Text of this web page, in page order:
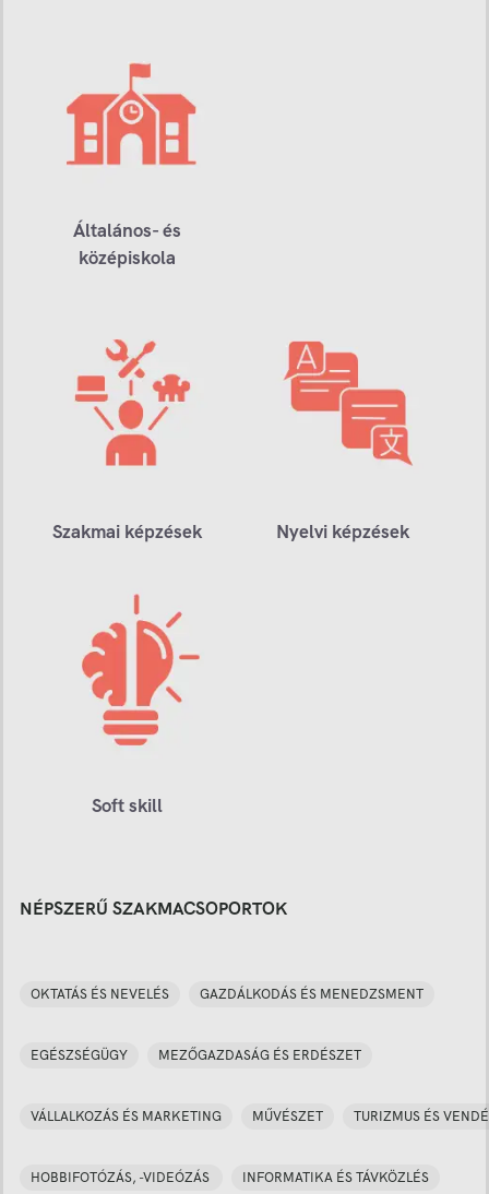
Általános- és
középiskola
Szakmai képzések Nyelvi képzések
Soft skill
NÉPSZERŰ SZAKMACSOPORTOK
OKTATÁS ÉS NEVELÉS GAZDÁLKODÁS ÉS MENEDZSMENT
EGÉSZSÉGÜGY MEZŐGAZDASÁG ÉS ERDÉSZET
VÁLLALKOZÁS ÉS MARKETING MŰVÉSZET TURIZMUS ÉS
HOBBIFOTÓZÁS, -VIDEÓZÁS INFORMATIKA ÉS TÁVKÖZLÉS